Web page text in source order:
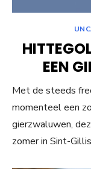
EEN
Met de steeds
momenteel een
gierzwaluwen,
zomer in Sint-